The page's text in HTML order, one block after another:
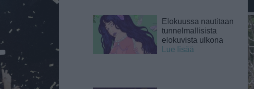
Elokuussa nautitaan
tunnelmallisista
elokuvista ulkona
Lue lisää